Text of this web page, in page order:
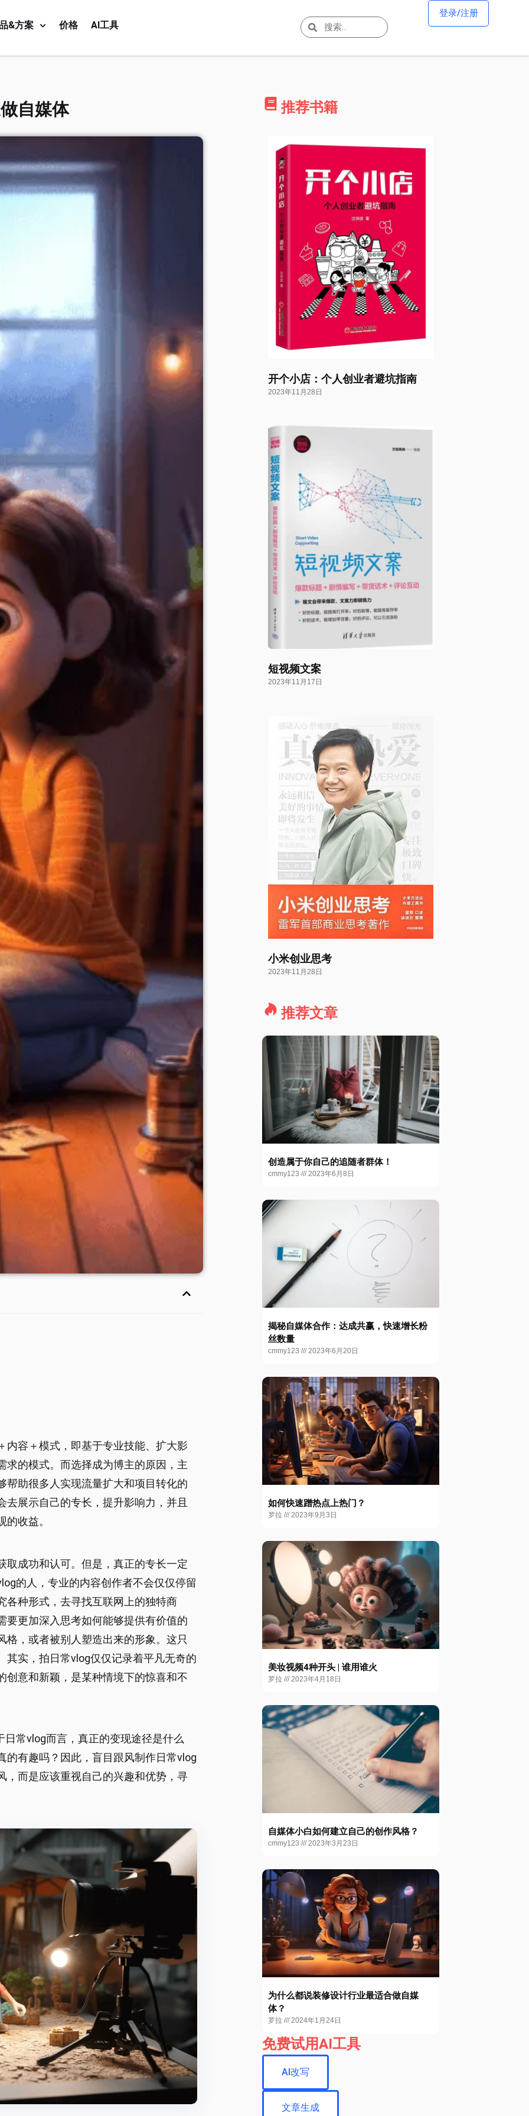
&方案 价格 AI工具
登录/注册
自媒体
内容＋模式，即基于专业技能、扩大影
求的模式。而选择成为博主的原因，主
帮助很多人实现流量扩大和项目转化的
展示自己的专长，提升影响力，并且
收益。
取成功和认可。但是，真正的专长一定
的人，专业的内容创作者不会仅仅停留
各种形式，去寻找互联网上的独特商
要更加深入思考如何能够提供有价值的
格，或者被别人塑造出来的形象。这只
其实，拍日常vlog仅仅记录着平凡无奇的
创意和新颖，是某种情境下的惊喜和不
常vlog而言，真正的变现途径是什么
的有趣吗？因此，盲目跟风制作日常vlog
，而是应该重视自己的兴趣和优势，寻
推荐书籍
开个小店：个人创业者避坑指南
2023年11月28日
短视频文案
2023年11月17日
小米创业思考
2023年11月28日
推荐文章
创造属于你自己的追随者群体！
cmmy123 2023年6月8日
揭秘自媒体合作：达成共赢，快速增长粉
丝数量
cmmy123 2023年6月20日
如何快速蹭热点上热门？
罗拉 2023年9月3日
美妆视频4种开头 | 谁用谁火
罗拉 2023年4月18日
自媒体小白如何建立自己的创作风格？
cmmy123 2023年3月23日
为什么都说装修设计行业最适合做自媒
体？
罗拉 2024年1月24日
免费试用AI工具
AI改写
文章生成